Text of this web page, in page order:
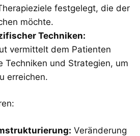
festgelegt, die der
möchte.
Techniken:
vermittelt dem Patienten
Techniken und Strategien, um
erreichen.
Veränderung